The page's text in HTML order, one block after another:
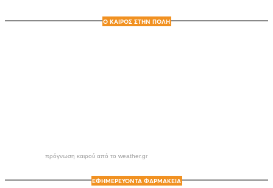
Ο ΚΑΙΡΟΣ ΣΤΗΝ ΠΟΛΗ
πρόγνωση καιρού από το weather.gr
ΕΦΗΜΕΡΕΥΟΝΤΑ ΦΑΡΜΑΚΕΙΑ